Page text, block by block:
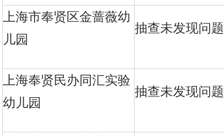
上海市奉贤区金蔷薇幼
儿园
抽查未发现问题
上海奉贤民办同汇实验
幼儿园
抽查未发现问题